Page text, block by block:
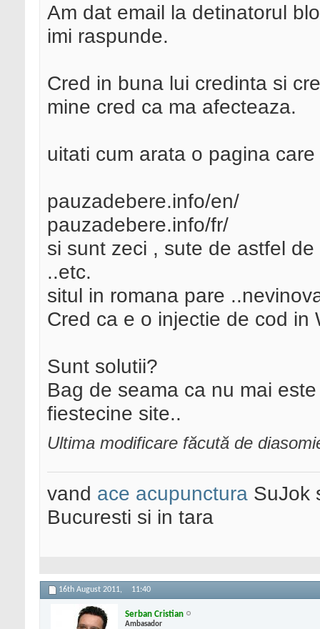
Am dat email la detinatorul
imi raspunde.
Cred in buna lui credinta si
mine cred ca ma afecteaza.
uitati cum arata o pagina
pauzadebere.info/en/
pauzadebere.info/fr/
si sunt zeci , sute de astfel
..etc.
situl in romana pare
Cred ca e o injectie de cod in
Sunt solutii?
Bag de seama ca nu mai
fiestecine site..
Ultima modificare făcută de
vand ace acupunctura SuJok
Bucuresti si in tara
16th August 2011, 11:40
Serban Cristian
Ambasador